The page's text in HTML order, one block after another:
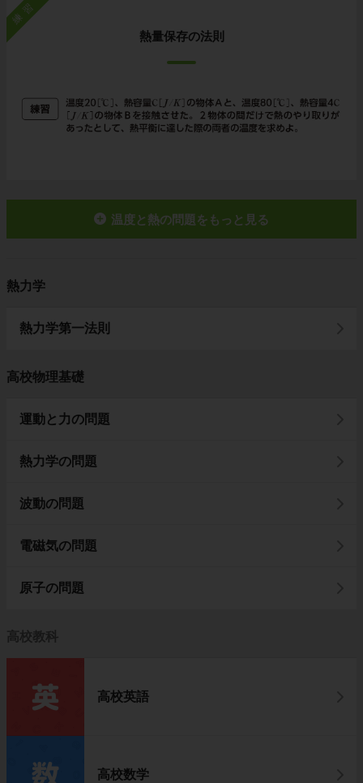
練習
熱量保存の法則
温度と熱の問題をもっと見る
熱力学
熱力学第一法則
高校物理基礎
運動と力の問題
熱力学の問題
波動の問題
電磁気の問題
原子の問題
高校教科
高校英語
高校数学